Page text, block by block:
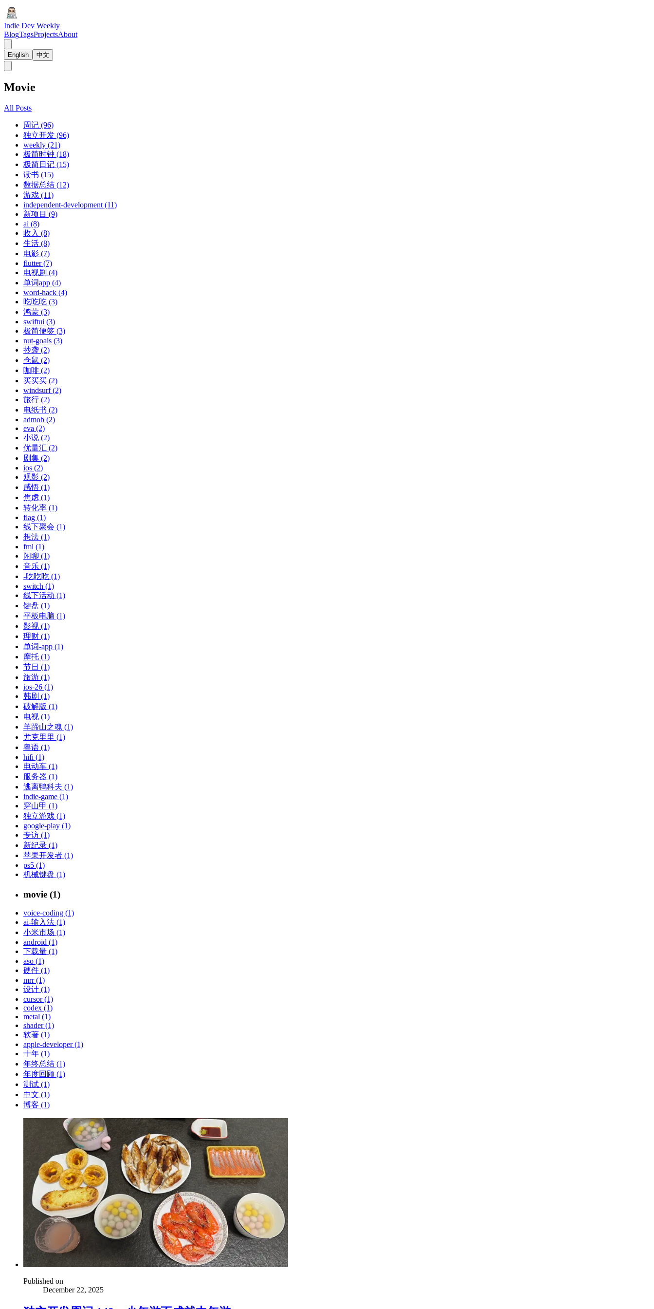
Indie Dev Weekly
BlogTagsProjectsAbout
English 中文
Movie
All Posts
周记 (96)
独立开发 (96)
weekly (21)
极简时钟 (18)
极简日记 (15)
读书 (15)
数据总结 (12)
游戏 (11)
independent-development (11)
新项目 (9)
ai (8)
收入 (8)
生活 (8)
电影 (7)
flutter (7)
电视剧 (4)
单词app (4)
word-hack (4)
吃吃吃 (3)
鸿蒙 (3)
swiftui (3)
极简便签 (3)
nut-goals (3)
抄袭 (2)
仓鼠 (2)
咖啡 (2)
买买买 (2)
windsurf (2)
旅行 (2)
电纸书 (2)
admob (2)
eva (2)
小说 (2)
优量汇 (2)
剧集 (2)
ios (2)
观影 (2)
感悟 (1)
焦虑 (1)
转化率 (1)
flag (1)
线下聚会 (1)
想法 (1)
fml (1)
闲聊 (1)
音乐 (1)
-吃吃吃 (1)
switch (1)
线下活动 (1)
键盘 (1)
平板电脑 (1)
影视 (1)
理财 (1)
单词-app (1)
摩托 (1)
节日 (1)
旅游 (1)
ios-26 (1)
韩剧 (1)
破解版 (1)
电视 (1)
羊蹄山之魂 (1)
尤克里里 (1)
粤语 (1)
hifi (1)
电动车 (1)
服务器 (1)
逃离鸭科夫 (1)
indie-game (1)
穿山甲 (1)
独立游戏 (1)
google-play (1)
专访 (1)
新纪录 (1)
苹果开发者 (1)
ps5 (1)
机械键盘 (1)
movie (1)
voice-coding (1)
ai-输入法 (1)
小米市场 (1)
android (1)
下载量 (1)
aso (1)
硬件 (1)
mrr (1)
设计 (1)
cursor (1)
codex (1)
metal (1)
shader (1)
软著 (1)
apple-developer (1)
十年 (1)
年终总结 (1)
年度回顾 (1)
测试 (1)
中文 (1)
博客 (1)
Published on
December 22, 2025